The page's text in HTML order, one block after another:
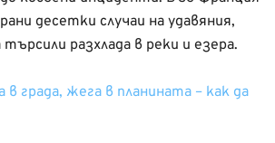
десетки случаи на удавяния,
разхлада в реки и езера.
в града, жега в планината – как да